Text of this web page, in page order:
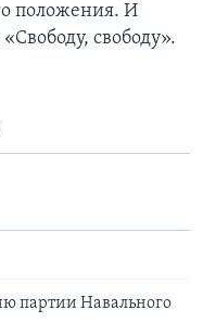
положения. И
свободу».
партии Навального